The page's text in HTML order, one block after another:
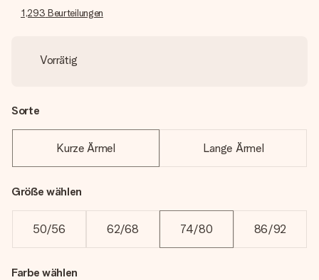
1,293 Beurteilungen
Vorrätig
Sorte
Kurze Ärmel Lange Ärmel
Größe wählen
50/56 62/68 74/80 86/92
Farbe wählen